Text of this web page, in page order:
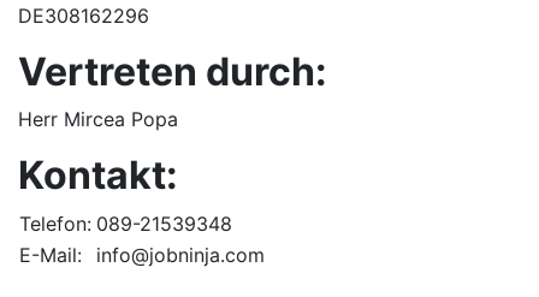
DE308162296
Vertreten durch:
Herr Mircea Popa
Kontakt:
Telefon: 089-21539348
E-Mail:
info@jobninja.com